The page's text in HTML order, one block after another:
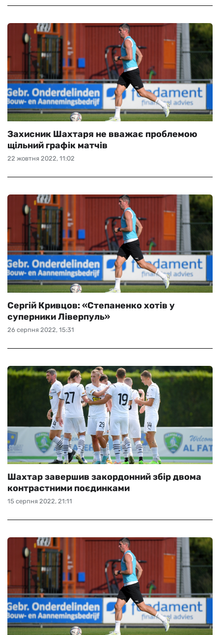
22 жовтня 2022, 11:02
Захисник Шахтаря не вважає проблемою
щільний графік матчів
26 серпня 2022, 15:31
Сергій Кривцов: «Степаненко хотів у
суперники Ліверпуль»
15 серпня 2022, 21:11
Шахтар завершив закордонний збір двома
контрастними поєдинками